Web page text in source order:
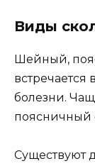
Виды
Шейный,
встречается
болезни.
поясничный
Существуют